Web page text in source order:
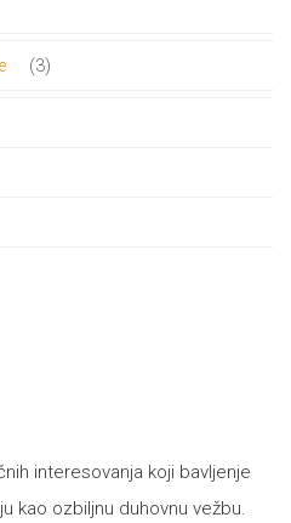
33
interesovanja koji bavljenje
kao ozbiljnu duhovnu vežbu.